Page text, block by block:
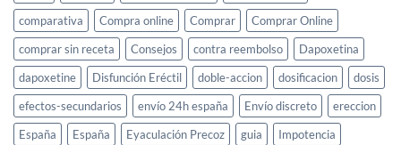
comparativa
Compra online Comprar
Comprar Online
comprar sin receta
Consejos contra reembolso
Dapoxetina
dapoxetine
Disfunción Eréctil doble-accion dosificacion
dosis
efectos-secundarios
envío 24h españa Envío discreto
ereccion
España
España Eyaculación Precoz guia
Impotencia